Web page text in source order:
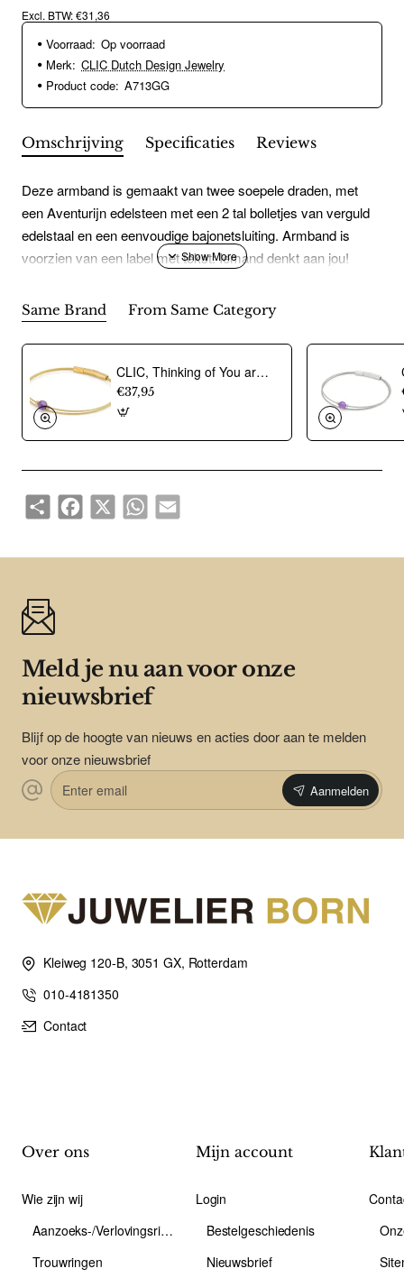
Excl. BTW: €31,36
Voorraad: Op voorraad
Merk: CLIC Dutch Design Jewelry
Product code: A713GG
Omschrijving Specificaties Reviews
Deze armband is gemaakt van twee soepele draden, met
een Aventurijn edelsteen met een 2 tal bolletjes van verguld
edelstaal en een eenvoudige bajonetsluiting. Armband is
voorzien van een label met tekst: Iemand denkt aan jou!
bajonetsluiting Handgemaakt in Nederland Hypoallergeen
chirurgisch roestvrij staal
Same Brand From Same Category
CLIC, Thinking of You armband met Amethist. Edelstaal Verguld - 22775
€37,95
ShareFacebook
X WhatsAppEmail
Meld je nu aan voor onze
nieuwsbrief
Blijf op de hoogte van nieuws en acties door aan te melden
voor onze nieuwsbrief
Enter
email
Aanmelden
Kleiweg 120-B, 3051 GX, Rotterdam
010-4181350
Contact
Over ons
Wie zijn wij
Aanzoeks-/Verlovingsring
Trouwringen
Mijn account
Login
Bestelgeschiedenis
Nieuwsbrief